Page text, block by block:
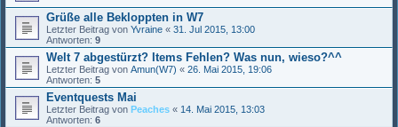
Grüße alle Bekloppten in W7
Letzter Beitrag von Yvraine « 31. Jul 2015, 13:00
Antworten: 9
Welt 7 abgestürzt? Items Fehlen? Was nun, wieso?^^
Letzter Beitrag von Amun(W7) « 26. Mai 2015, 19:06
Antworten: 5
Eventquests Mai
Letzter Beitrag von Peaches « 14. Mai 2015, 13:03
Antworten: 6